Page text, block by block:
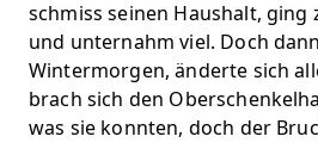
schmiss seinen Haushalt,
und unternahm viel. Doch
Wintermorgen, änderte sich
brach sich den
was sie konnten, doch der